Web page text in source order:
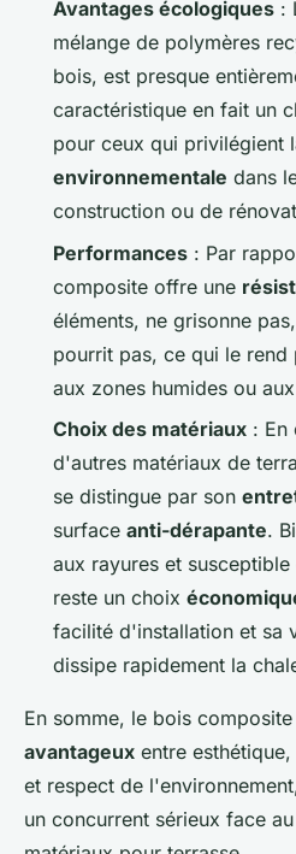
Avantages écologiques :
mélange de polymères
bois, est presque
caractéristique en fait un
pour ceux qui privilégient
environnementale dans
construction ou de
Performances : Par
composite offre une
éléments, ne grisonne
pourrit pas, ce qui le rend
aux zones humides ou
Choix des matériaux : En
d'autres matériaux de
se distingue par son
surface anti-dérapante.
aux rayures et
reste un choix
facilité d'installation et sa
dissipe rapidement la
En somme, le bois
avantageux entre
et respect de
un concurrent sérieux face